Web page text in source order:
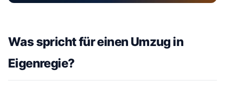
Was spricht für einen Umzug in
Eigenregie?